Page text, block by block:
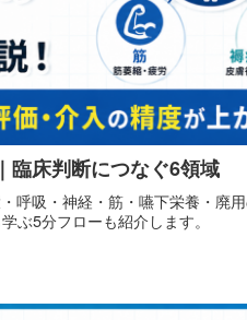
臨床判断につなぐ6領域
呼吸・神経・筋・嚥下栄養・廃用
ぶ5分フローも紹介します。